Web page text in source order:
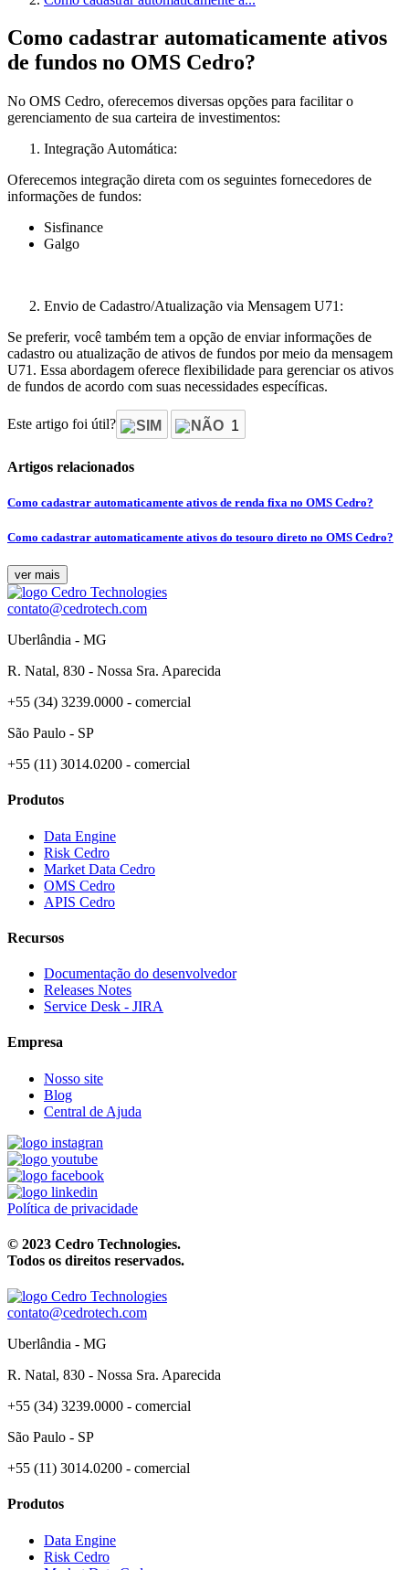
Como cadastrar automaticamente ativos
de fundos no OMS Cedro?
No OMS Cedro, oferecemos diversas opções para facilitar o
gerenciamento de sua carteira de investimentos:
Integração Automática:
Oferecemos integração direta com os seguintes fornecedores de
informações de fundos:
Sisfinance
Galgo
Envio de Cadastro/Atualização via Mensagem U71:
Se preferir, você também tem a opção de enviar informações de
cadastro ou atualização de ativos de fundos por meio da mensagem
U71. Essa abordagem oferece flexibilidade para gerenciar os ativos
de fundos de acordo com suas necessidades específicas.
Este artigo foi útil? SIM NÃO 1
Artigos relacionados
Como cadastrar automaticamente ativos de renda fixa no OMS Cedro?
Como cadastrar automaticamente ativos do tesouro direto no OMS Cedro?
ver mais
contato@cedrotech.com
Uberlândia - MG
R. Natal, 830 - Nossa Sra. Aparecida
+55 (34) 3239.0000 - comercial
São Paulo - SP
+55 (11) 3014.0200 - comercial
Produtos
Data Engine
Risk Cedro
Market Data Cedro
OMS Cedro
APIS Cedro
Recursos
Documentação do desenvolvedor
Releases Notes
Service Desk - JIRA
Empresa
Nosso site
Blog
Central de Ajuda
Política de privacidade
© 2023 Cedro Technologies.
Todos os direitos reservados.
contato@cedrotech.com
Uberlândia - MG
R. Natal, 830 - Nossa Sra. Aparecida
+55 (34) 3239.0000 - comercial
São Paulo - SP
+55 (11) 3014.0200 - comercial
Produtos
Data Engine
Risk Cedro